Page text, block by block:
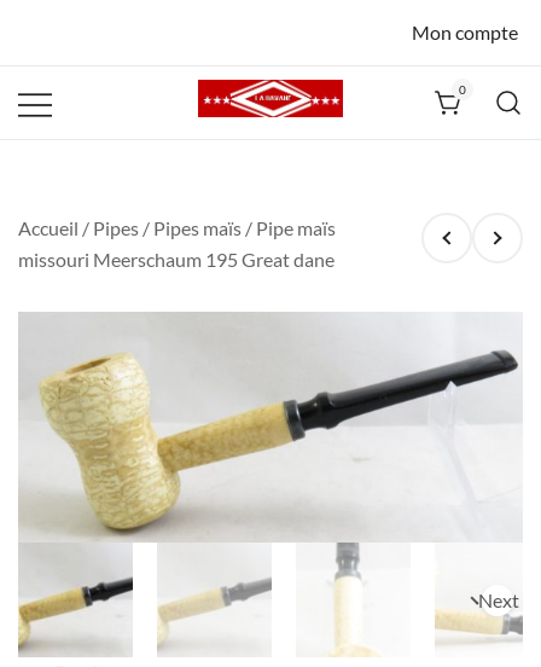
Mon compte
0
Accueil / Pipes / Pipes maïs / Pipe maïs
missouri Meerschaum 195 Great dane
Next